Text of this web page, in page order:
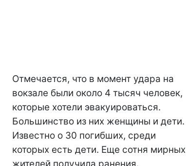
Отмечается, что в момент удара на
вокзале были около 4 тысяч человек,
которые хотели эвакуироваться.
Большинство из них женщины и дети.
Известно о 30 погибших, среди
которых есть дети. Еще сотня мирных